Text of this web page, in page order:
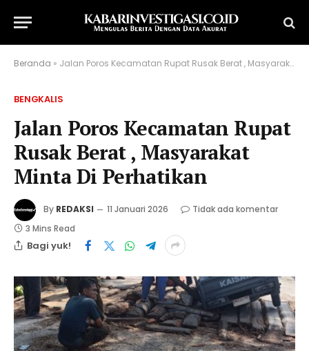
Beranda » Jalan Poros Kecamatan Rupat Rusak Berat , Masyarakat Minta Di Perhatikan
BENGKALIS
Jalan Poros Kecamatan Rupat
Rusak Berat , Masyarakat
Minta Di Perhatikan
By REDAKSI 11 Januari 2026
Tidak ada komentar
3 Mins Read
Bagi yuk!